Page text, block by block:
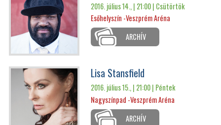
2016. július 14., | 21:00 | Csütörtök
Esőhelyszín -Veszprém Aréna
ARCHÍV
Lisa Stansfield
2016. július 15., | 21:00 | Péntek
Nagyszínpad -Veszprém Aréna
ARCHÍV